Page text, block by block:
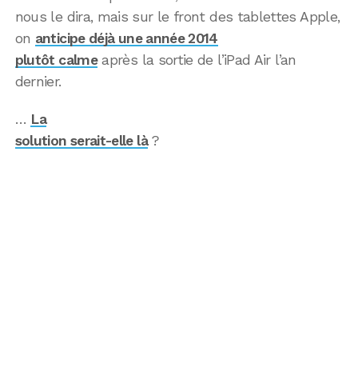
nous le dira, mais sur le front des tablettes Apple,
on anticipe déjà une année 2014
plutôt calmeaprès la sortie de l’iPad Air l’an
dernier.
… La
solution serait-elle là?